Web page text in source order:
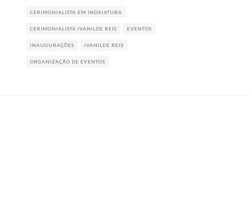
CERIMONIALISTA EM INDAIATUBA
CERIMONIALISTA IVANILDE REIS EVENTOS
INAUGURAÇÕES IVANILDE REIS
ORGANIZAÇÃO DE EVENTOS